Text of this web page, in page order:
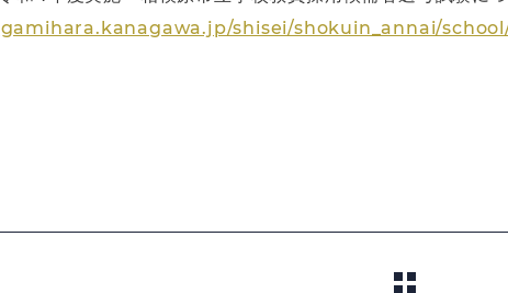
shisei/shokuin_annai/